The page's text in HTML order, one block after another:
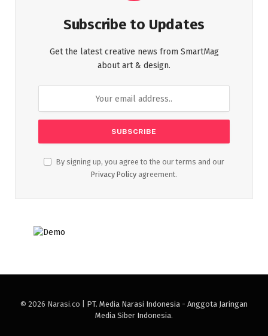
Subscribe to Updates
Get the latest creative news from SmartMag
about art & design.
By signing up, you agree to the our terms and our
Privacy Policy agreement.
© 2026 Narasi.co | PT. Media Narasi Indonesia - Anggota Jaringan
Media Siber Indonesia.